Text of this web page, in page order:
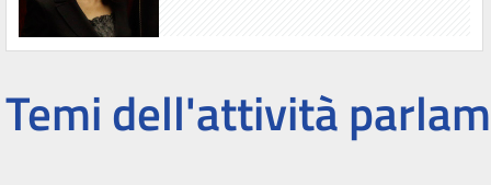
Temi dell'attività